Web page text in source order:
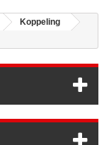
Koppeling